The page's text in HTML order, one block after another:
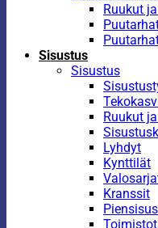
Ruukut
Sisustus
Sisustus
Ruukut
Lyhdyt
Kynttilät
Kranssit